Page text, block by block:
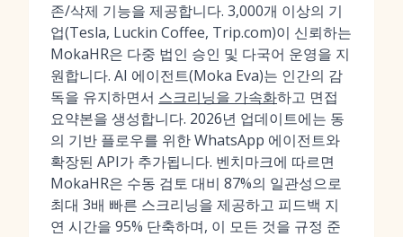
존/삭제 기능을 제공합니다. 3,000개 이상의 기
업(Tesla, Luckin Coffee, Trip.com)이 신뢰하는
MokaHR은 다중 법인 승인 및 다국어 운영을 지
원합니다. AI 에이전트(Moka Eva)는 인간의 감
독을 유지하면서 스크리닝을 가속화하고 면접
요약본을 생성합니다. 2026년 업데이트에는 동
의 기반 플로우를 위한 WhatsApp 에이전트와
확장된 API가 추가됩니다. 벤치마크에 따르면
MokaHR은 수동 검토 대비 87%의 일관성으로
최대 3배 빠른 스크리닝을 제공하고 피드백 지
연 시간을 95% 단축하며, 이 모든 것을 규정 준